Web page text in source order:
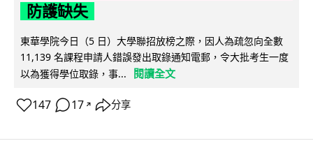
防護缺失
東華學院今日（5 日）大學聯招放榜之際，因人為疏忽向全數
11,139 名課程申請人錯誤發出取錄通知電郵，令大批考生一度
以為獲得學位取錄，事...
閱讀全文
147 17 ↗ 分享